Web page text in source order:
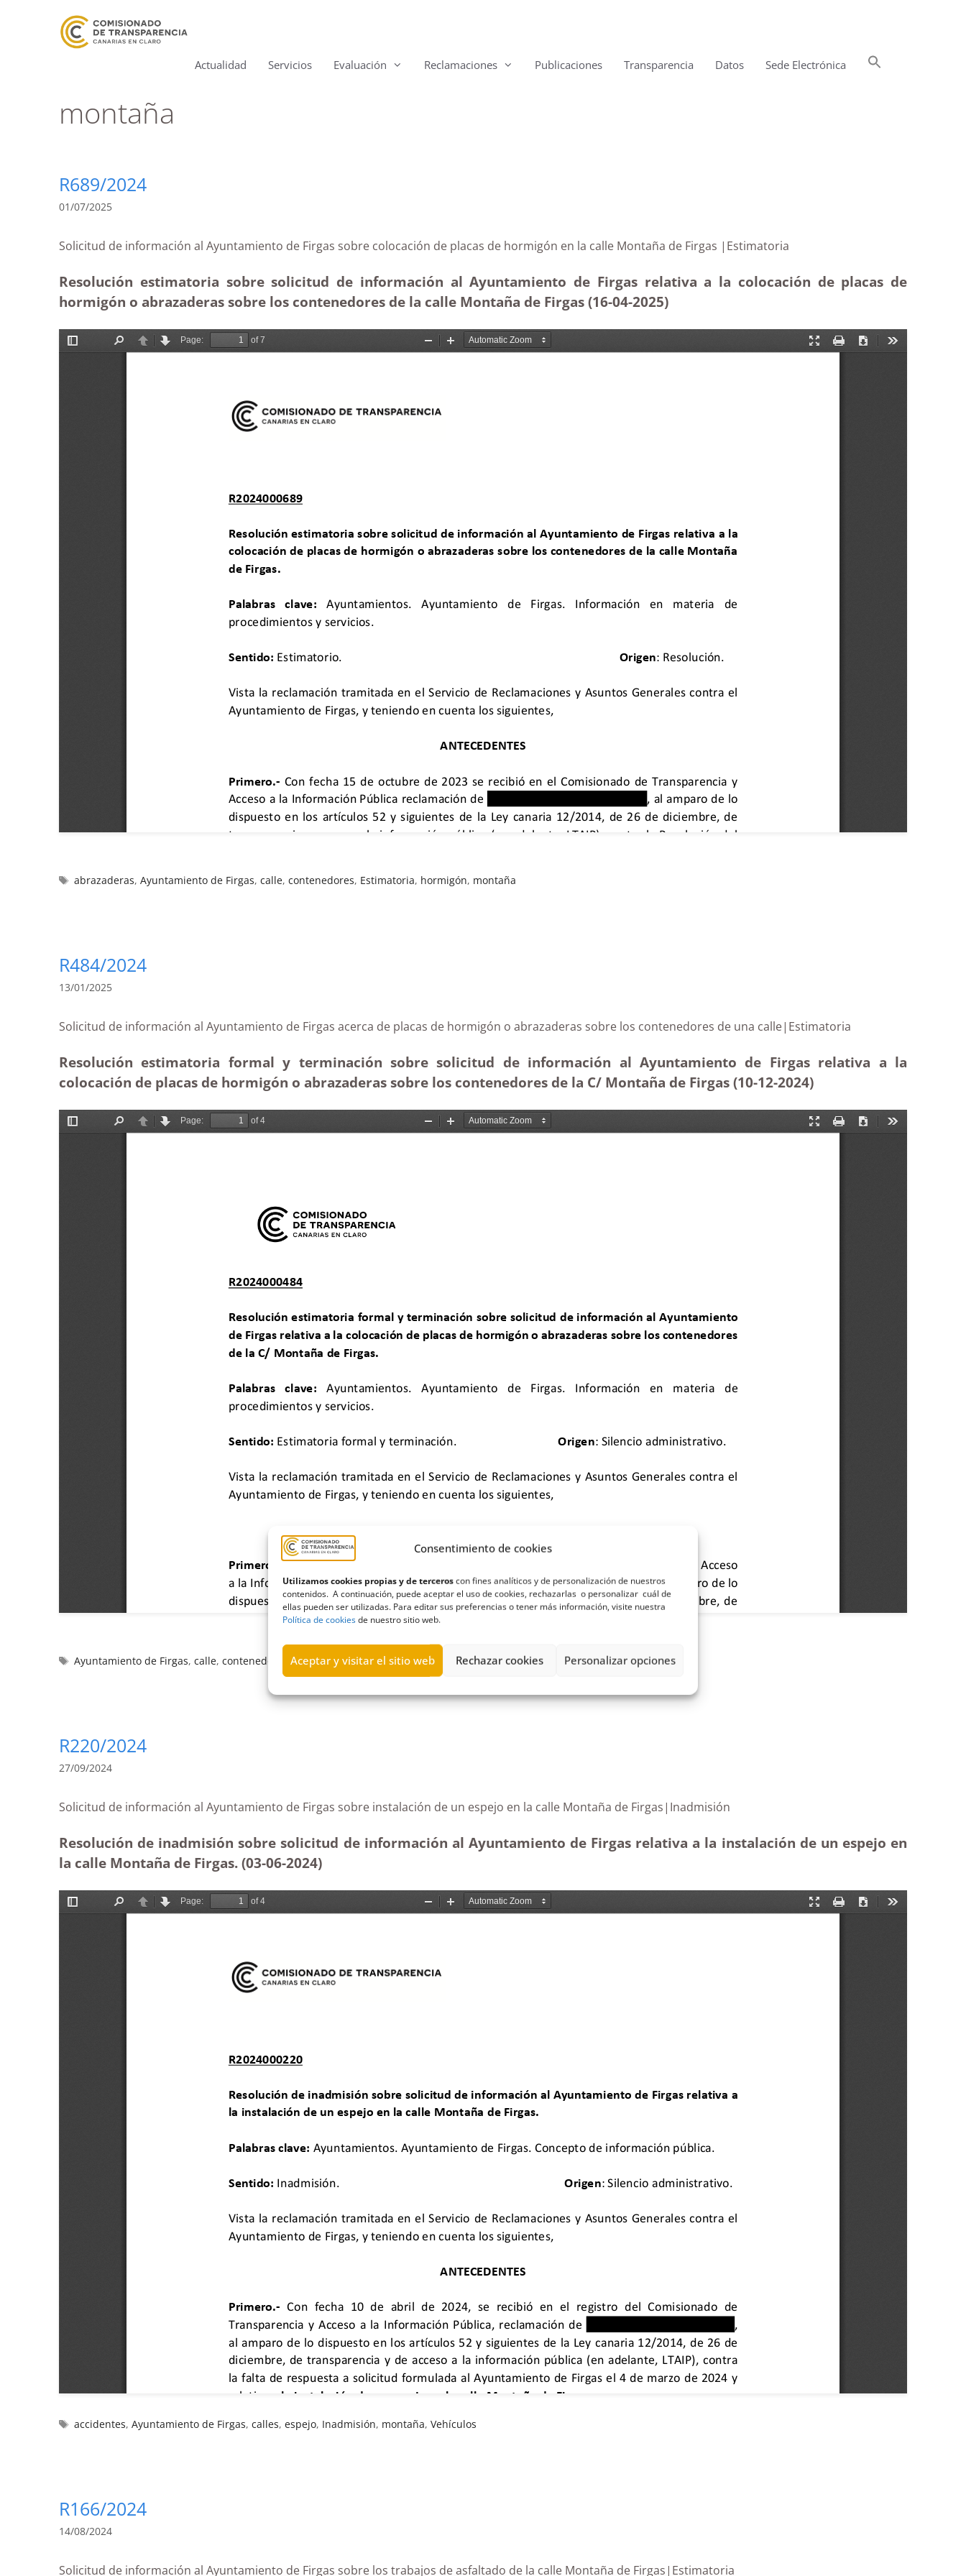
Consentimiento de cookies
Utilizamos cookies propias y de terceroscon fines analíticos y de personalización de nuestros
contenidos. A continuación, puede aceptar el uso de cookies, rechazarlas o personalizar cuál de
ellas pueden ser utilizadas. Para editar sus preferencias o tener más información, visite nuestra
Política de cookiesde nuestro sitio web.
Aceptar y visitar el sitio web Rechazar cookies Personalizar opciones
Actualidad Servicios Evaluación Reclamaciones Publicaciones Transparencia Datos Sede Electrónica
montaña
R689/2024
01/07/2025
Solicitud de información al Ayuntamiento de Firgas sobre colocación de placas de hormigón en la calle Montaña de Firgas |Estimatoria
Resolución estimatoria sobre solicitud de información al Ayuntamiento de Firgas relativa a la colocación de placas de
hormigón o abrazaderas sobre los contenedores de la calle Montaña de Firgas (16-04-2025)
abrazaderas,Ayuntamiento de Firgas,calle,contenedores, Estimatoria, hormigón, montaña
R484/2024
13/01/2025
Solicitud de información al Ayuntamiento de Firgas acerca de placas de hormigón o abrazaderas sobre los contenedores de una calle|Estimatoria
Resolución estimatoria formal y terminación sobre solicitud de información al Ayuntamiento de Firgas relativa a la
colocación de placas de hormigón o abrazaderas sobre los contenedores de la C/ Montaña de Firgas (10-12-2024)
Ayuntamiento de Firgas,calle,contenedores ,estimatoria formal,hormigón montaña,Terminación
R220/2024
27/09/2024
Solicitud de información al Ayuntamiento de Firgas sobre instalación de un espejo en la calle Montaña de Firgas|Inadmisión
Resolución de inadmisión sobre solicitud de información al Ayuntamiento de Firgas relativa a la instalación de un espejo en
la calle Montaña de Firgas. (03-06-2024)
accidentes,Ayuntamiento de Firgas,calles,espejo, Inadmisión, montaña,Vehículos
R166/2024
14/08/2024
Solicitud de información al Ayuntamiento de Firgas sobre los trabajos de asfaltado de la calle Montaña de Firgas|Estimatoria